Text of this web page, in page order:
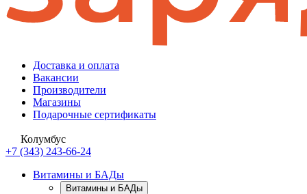
Доставка и оплата
Вакансии
Производители
Магазины
Подарочные сертификаты
Колумбус
+7 (343) 243-66-24
Витамины и БАДы
Витамины и БАДы